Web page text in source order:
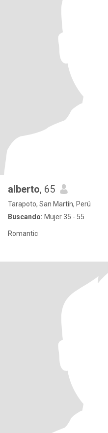
alberto, 65
Tarapoto, San Martín, Perú
Buscando: Mujer 35 - 55
Romantic